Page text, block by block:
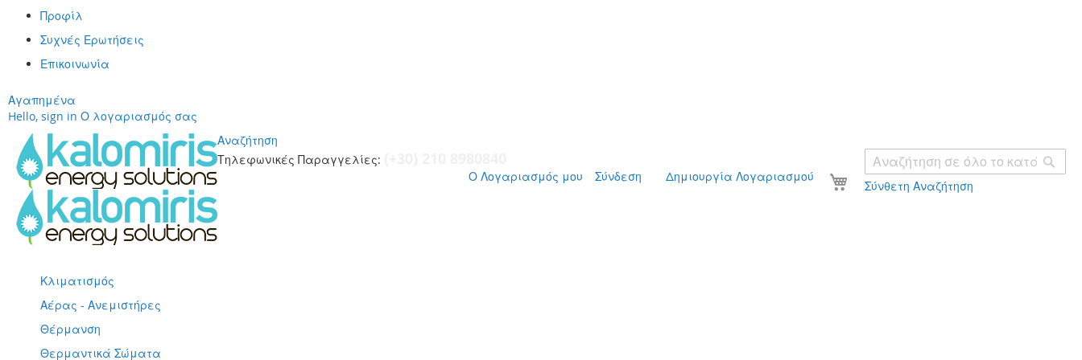
Προφίλ
Συχνές Ερωτήσεις
Επικοινωνία
Αγαπημένα
Hello, sign in Ο λογαριασμός σας
Αναζήτηση
Σύνθετη Αναζήτηση
Τηλεφωνικές Παραγγελίες:
Το καλάθι σας
Ο Λογαριασμός μου Σύνδεση Δημιουργία Λογαριασμού
περιεχόμενο
Κλιματισμός
Αέρας - Ανεμιστήρες
Θέρμανση
Θερμαντικά Σώματα